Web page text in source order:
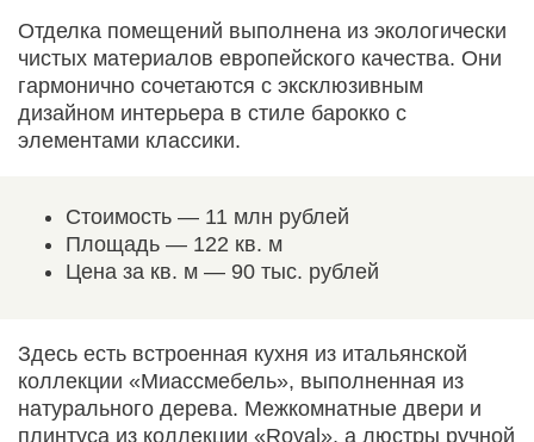
Отделка помещений выполнена из экологически
чистых материалов европейского качества. Они
гармонично сочетаются с эксклюзивным
дизайном интерьера в стиле барокко с
элементами классики.
Стоимость — 11 млн рублей
Площадь — 122 кв. м
Цена за кв. м — 90 тыс. рублей
Здесь есть встроенная кухня из итальянской
коллекции «Миассмебель», выполненная из
натурального дерева. Межкомнатные двери и
плинтуса из коллекции «Royal», а люстры ручной